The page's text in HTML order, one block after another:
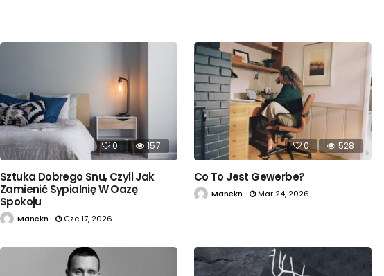
0 157
Sztuka Dobrego Snu, Czyli Jak
Zamienić Sypialnię W Oazę
Spokoju
Manekn Cze 17, 2026
0 528
Co To Jest Gewerbe?
Manekn Mar 24, 2026